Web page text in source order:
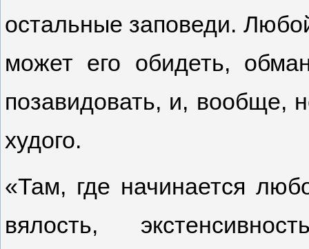
остальные заповеди.
может его обидеть,
позавидовать, и, вообще,
худого.
«Там, где начинается
вялость,